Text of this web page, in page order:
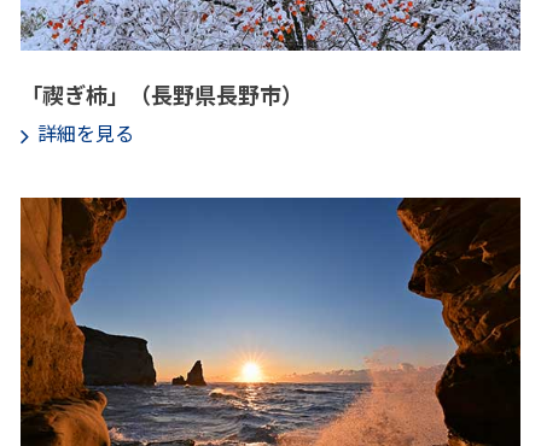
「禊ぎ柿」（長野県長野市）
詳細を見る